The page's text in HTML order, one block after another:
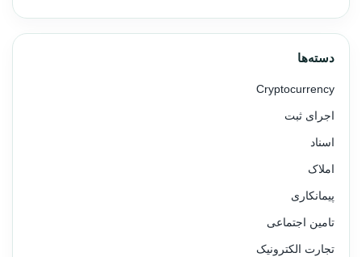
دسته‌ها
Cryptocurrency
اجرای ثبت
اسناد
املاک
پیمانکاری
تامین اجتماعی
تجارت الکترونیک